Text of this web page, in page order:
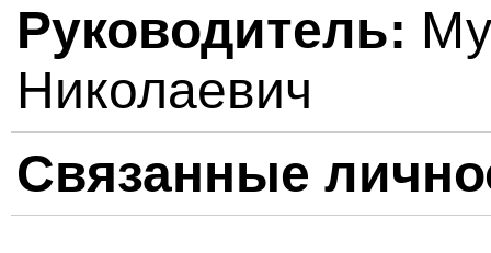
Руководитель:
Николаевич
Связанные